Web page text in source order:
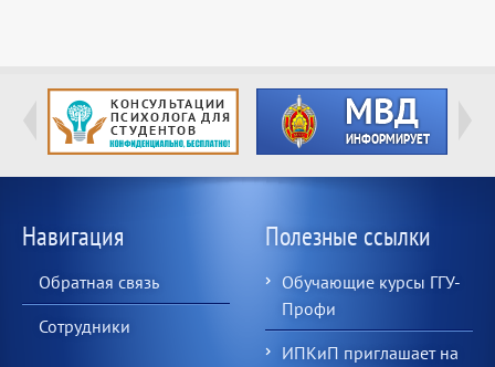
Навигация
Обратная связь
Сотрудники
Полезные ссылки
Обучающие курсы ГГУ-
Профи
ИПКиП приглашает на